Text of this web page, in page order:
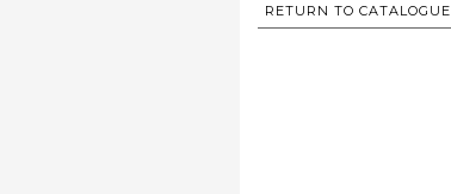
RETURN TO CATALOGUE